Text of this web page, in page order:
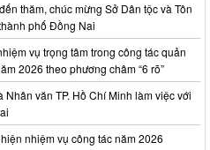
thăm, chúc mừng Sở Dân tộc và Tôn
phố Đồng Nai
vụ trọng tâm trong công tác quản
2026 theo phương châm “6 rõ”
văn TP. Hồ Chí Minh làm việc với
nhiệm vụ công tác năm 2026